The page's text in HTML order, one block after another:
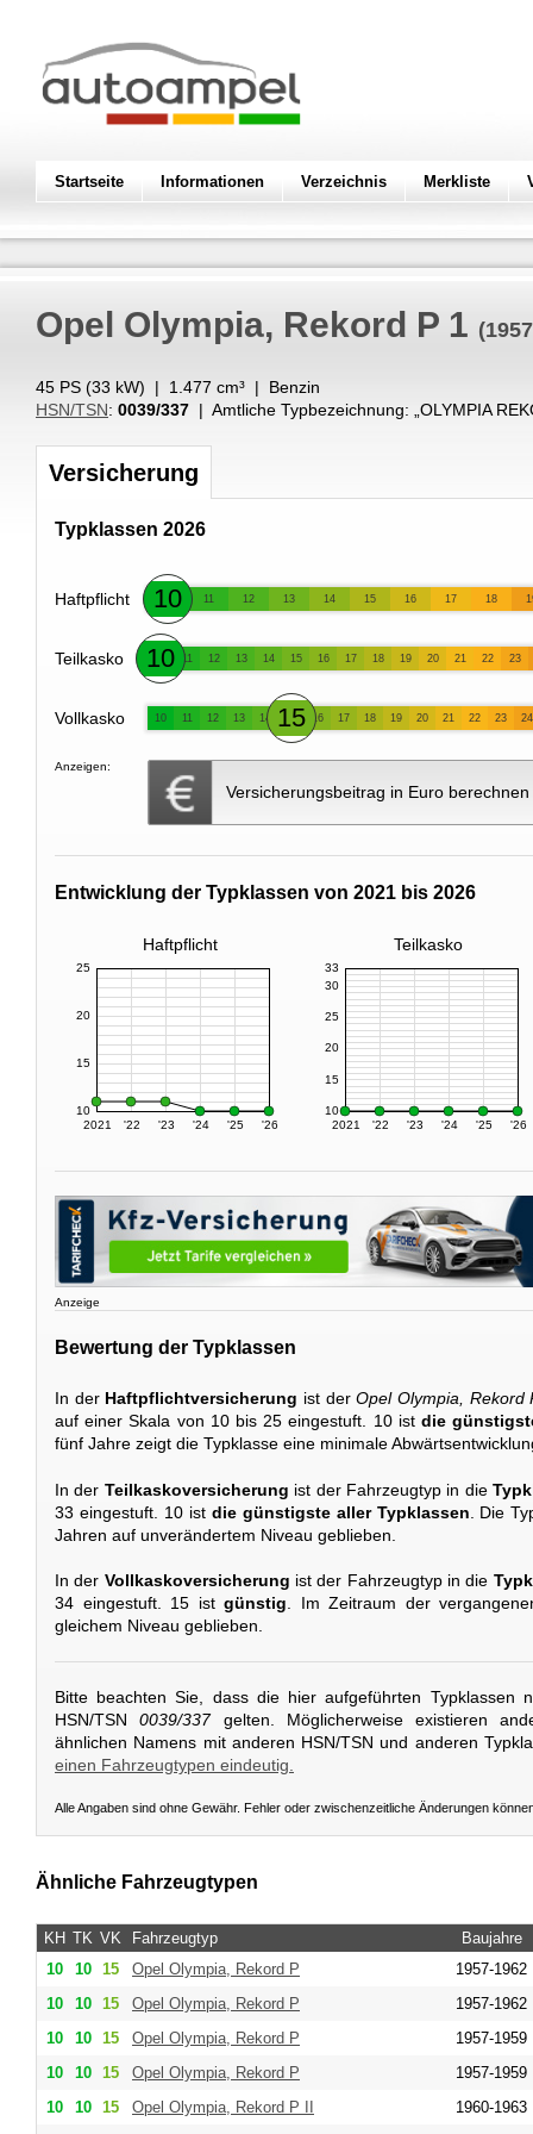
Startseite Informationen Verzeichnis Merkliste
Opel Olympia, Rekord P 1
45 PS (33 kW) | 1.477 cm³ | Benzin
HSN/TSN: 0039/337 | Amtliche Typbezeichnung: „ OLYMPIA
Versicherung
Typklassen 2026
Haftpflicht 10 11 12 13 14 15 16 17 18
Teilkasko 10 11 12 13 14 15 16 17 18 19 20 21 22 23
Vollkasko 10 11 12 13 14 15 16 17 18 19 20 21 22 23 24
Anzeigen:
Versicherungsbeitrag in Euro berechnen
Entwicklung der Typklassen von 2021 bis 2026
Haftpflicht Teilkasko
2021 '22 '23 '24 '25 '26
10
15
20
25
2021 '22 '23 '24 '25 '26
10
15
20
25
30
33
Anzeige
Bewertung der Typklassen
In der Haftpflichtversicherung ist derOpel Olympia, Rekord
auf einer Skala von 10 bis 25 eingestuft. 10 ist die
fünf Jahre zeigt die Typklasse eine minimale
In der Teilkaskoversicherung ist der Fahrzeugtyp in die
33 eingestuft. 10 ist die günstigste aller Typklassen . Die
Jahren auf unverändertem Niveau geblieben.
In der Vollkaskoversicherung ist der Fahrzeugtyp in die
34 eingestuft. 15 ist günstig. Im Zeitraum der
gleichem Niveau geblieben.
Bitte beachten Sie, dass die hier aufgeführten Typklassen
HSN/TSN0039/337gelten. Möglicherweise existieren
ähnlichen Namens mit anderen HSN/TSN und anderen
einen Fahrzeugtypen eindeutig.
Alle Angaben sind ohne Gewähr. Fehler oder zwischenzeitliche Änderungen
Ähnliche Fahrzeugtypen
KH TK VK Fahrzeugtyp
Baujahre
10
10 15 Opel Olympia, Rekord P
1957-1962
10
10 15 Opel Olympia, Rekord P
1957-1962
10
10 15 Opel Olympia, Rekord P
1957-1959
10
10 15 Opel Olympia, Rekord P
1957-1959
10
10 15 Opel Olympia, Rekord P II
1960-1963